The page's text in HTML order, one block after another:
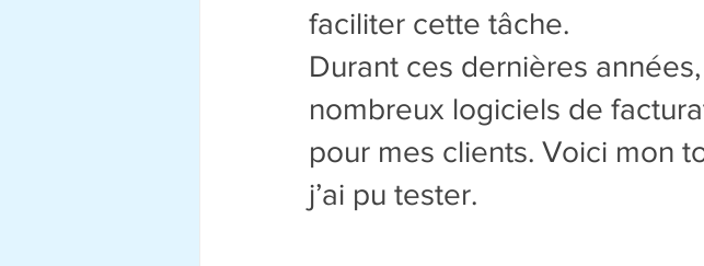
faciliter cette tâche.
Durant ces dernières années,
nombreux logiciels de
pour mes clients. Voici mon
j’ai pu tester.